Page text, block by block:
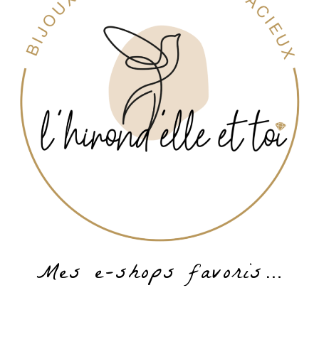
Mes e-shops favoris…